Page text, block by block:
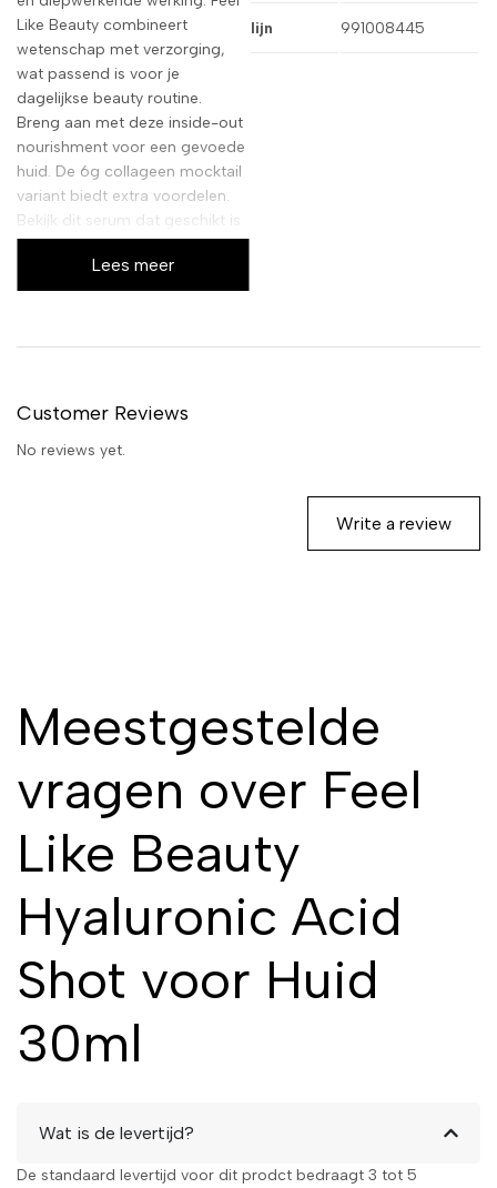
Like Beauty combineert
wetenschap met verzorging,
wat passend is voor je
dagelijkse beauty routine.
Breng aan met deze inside-out
nourishment voor een gevoede
huid. De 6g collageen mocktail
variant biedt extra voordelen.
Bekijk dit serum dat geschikt is
voor alle huidtypes. De lichte
textuur maakt het aanbrengen
eenvoudig, terwijl het
hydrateert. Bestel nu voor een
Lees meer
lijn 991008445
Customer Reviews
No reviews yet.
Write a review
Meestgestelde
vragen over Feel
Like Beauty
Hyaluronic Acid
Shot voor Huid
30ml
Wat is de levertijd?
De standaard levertijd voor dit prodct bedraagt 3 tot 5